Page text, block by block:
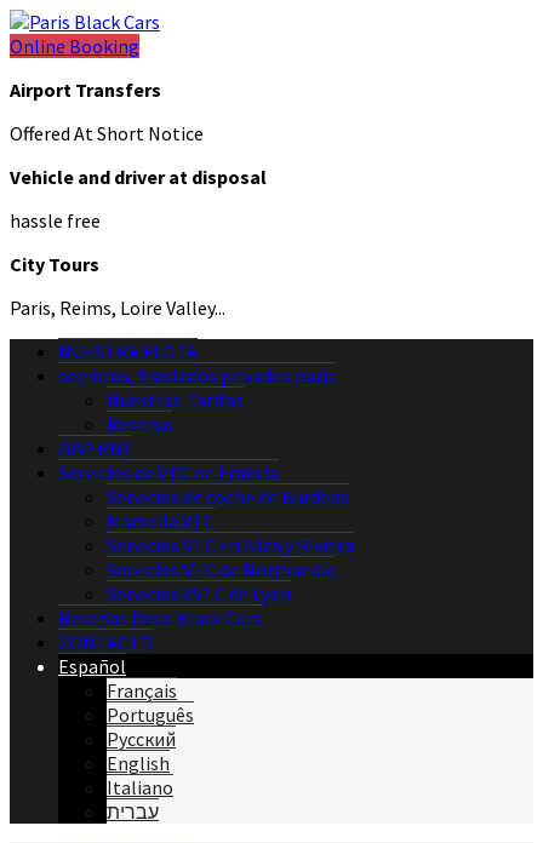
Online Booking
Airport Transfers
Offered At Short Notice
Vehicle and driver at disposal
hassle free
City Tours
Paris, Reims, Loire Valley...
NUESTRA FLOTA
servicios, traslados privados paris
Nuestras Tarifas
Reserva
GIVERNY
Servicios de VTC en Francia
Servicios de coche de Burdeos
Marsella VTC
Servicios VTC en Niza y Riviera
Servicios VTC de Normandía
Servicios dVTC de Lyon
Reseñas Paris Black Cars
CONTACTO
Español
Français
Português
Русский
English
Italiano
עברית